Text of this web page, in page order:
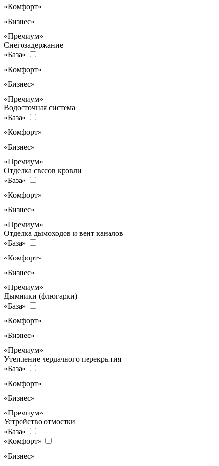
«Комфорт»
«Бизнес»
«Премиум»
Снегозадержание
«База»
«Комфорт»
«Бизнес»
«Премиум»
Водосточная система
«База»
«Комфорт»
«Бизнес»
«Премиум»
Отделка свесов кровли
«База»
«Комфорт»
«Бизнес»
«Премиум»
Отделка дымоходов и вент каналов
«База»
«Комфорт»
«Бизнес»
«Премиум»
Дымники (флюгарки)
«База»
«Комфорт»
«Бизнес»
«Премиум»
Утепление чердачного перекрытия
«База»
«Комфорт»
«Бизнес»
«Премиум»
Устройство отмостки
«База»
«Комфорт»
«Бизнес»